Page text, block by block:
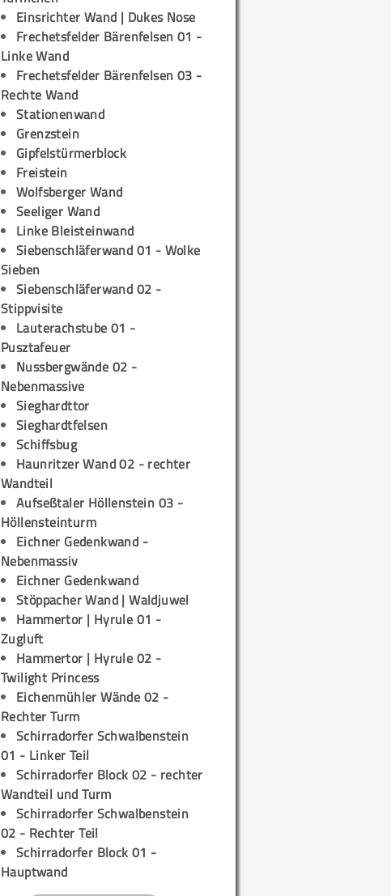
Einsrichter Wand | Dukes Nose
Frechetsfelder Bärenfelsen 01 -
Linke Wand
Frechetsfelder Bärenfelsen 03 -
Rechte Wand
Stationenwand
Grenzstein
Gipfelstürmerblock
Freistein
Wolfsberger Wand
Seeliger Wand
Linke Bleisteinwand
Siebenschläferwand 01 - Wolke
Sieben
Siebenschläferwand 02 -
Stippvisite
Lauterachstube 01 -
Pusztafeuer
Nussbergwände 02 -
Nebenmassive
Sieghardttor
Sieghardtfelsen
Schiffsbug
Haunritzer Wand 02 - rechter
Wandteil
Aufseßtaler Höllenstein 03 -
Höllensteinturm
Eichner Gedenkwand -
Nebenmassiv
Eichner Gedenkwand
Stöppacher Wand | Waldjuwel
Hammertor | Hyrule 01 -
Zugluft
Hammertor | Hyrule 02 -
Twilight Princess
Eichenmühler Wände 02 -
Rechter Turm
Schirradorfer Schwalbenstein
01 - Linker Teil
Schirradorfer Block 02 - rechter
Wandteil und Turm
Schirradorfer Schwalbenstein
02 - Rechter Teil
Schirradorfer Block 01 -
Hauptwand